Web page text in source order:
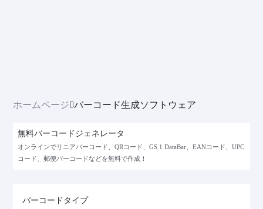
ホームページ バーコード生成ソフトウェア
無料バーコードジェネレータ
オンラインでリニアバーコード、QRコード、GS 1 DataBar、EANコード、UPC
コード、郵便バーコードなどを無料で作成！
バーコードタイプ